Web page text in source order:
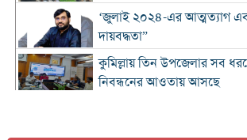
‘জুলাই ২০২৪-এর আত্মত্যাগ
দায়বদ্ধতা”
কুমিল্লায় তিন উপজেলার সব
নিবন্ধনের আওতায় আসছে